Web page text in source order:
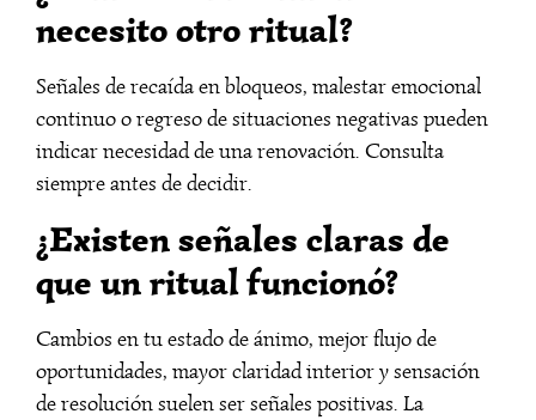
necesito otro ritual?
Señales de recaída en bloqueos, malestar emocional
continuo o regreso de situaciones negativas pueden
indicar necesidad de una renovación. Consulta
siempre antes de decidir.
¿Existen señales claras de
que un ritual funcionó?
Cambios en tu estado de ánimo, mejor flujo de
oportunidades, mayor claridad interior y sensación
de resolución suelen ser señales positivas. La